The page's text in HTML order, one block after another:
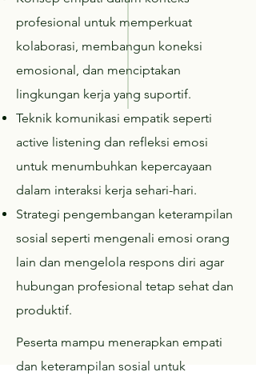
profesional untuk memperkuat
kolaborasi, membangun koneksi
emosional, dan menciptakan
lingkungan kerja yang suportif.
Teknik komunikasi empatik seperti
active listening dan refleksi emosi
untuk menumbuhkan kepercayaan
dalam interaksi kerja sehari-hari.
Strategi pengembangan keterampilan
sosial seperti mengenali emosi orang
lain dan mengelola respons diri agar
hubungan profesional tetap sehat dan
produktif.
Peserta mampu menerapkan empati
dan keterampilan sosial untuk